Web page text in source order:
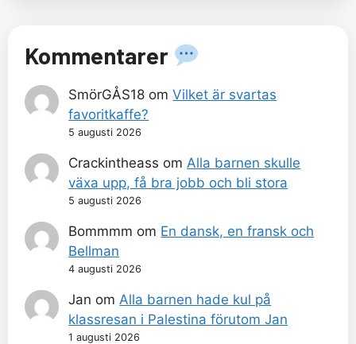
Kommentarer
SmörGÅS18 omVilket är svartas
favoritkaffe?
5 augusti 2026
Crackintheass om Alla barnen skulle
växa upp, få bra jobb och bli stora
5 augusti 2026
Bommmm om En dansk, en fransk och
Bellman
4 augusti 2026
Jan om Alla barnen hade kul på
klassresan i Palestina förutom Jan
1 augusti 2026